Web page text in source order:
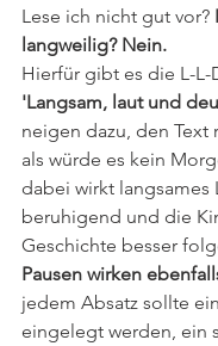
Lese ich nicht gut vor?
langweilig? Nein.
Hierfür gibt es die L-L-
'Langsam, laut und
neigen dazu, den Text
als würde es kein
dabei wirkt langsames
beruhigend und die
Geschichte besser
Pausen wirken
jedem Absatz sollte
eingelegt werden, ein